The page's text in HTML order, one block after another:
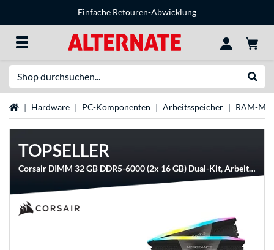
Einfache Retouren-Abwicklung
StartseiteHardware PC-Komponenten Arbeitsspeicher RAM-
TOPSELLER
Corsair DIMM 32 GB DDR5-6000 (2x 16 GB) Dual-Kit, Arbeitsspeicher